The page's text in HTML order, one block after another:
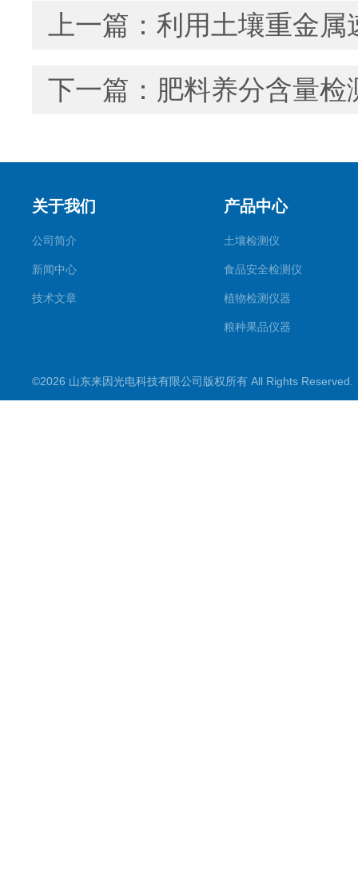
上一篇： 利用土壤重金属
下一篇： 肥料养分含量
关于我们
公司简介
新闻中心
技术文章
产品中心
土壤检测仪
食品安全检测仪
植物检测仪器
粮种果品仪器
水质检测仪
©2026 山东来因光电科技有限公司版权所有 All Rights